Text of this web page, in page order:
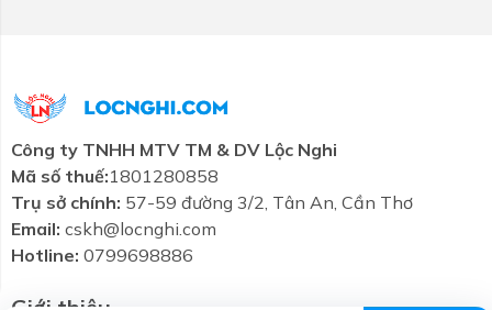
tiết
kiệm
Liên hệ
Công ty TNHH MTV TM & DV Lộc Nghi
Mã số thuế:1801280858
Trụ sở chính: 57-59 đường 3/2, Tân An, Cần Thơ
Email: cskh@locnghi.com
Hotline: 0799698886